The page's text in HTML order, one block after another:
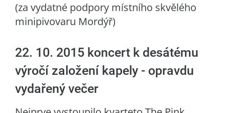
(za vydatné podpory místního skvělého
minipivovaru Mordýř)
22. 10. 2015 koncert k desátému
výročí založení kapely - opravdu
vydařený večer